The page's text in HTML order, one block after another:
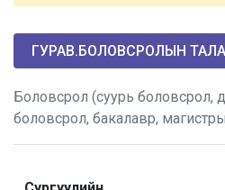
ГУРАВ.БОЛОВСРОЛЫН
Боловсрол (суурь боловсрол,
боловсрол, бакалавр,